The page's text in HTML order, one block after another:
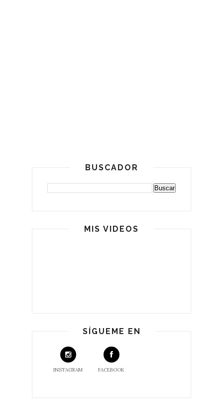
BUSCADOR
MIS VIDEOS
SÍGUEME EN
INSTAGRAM FACEBOOK